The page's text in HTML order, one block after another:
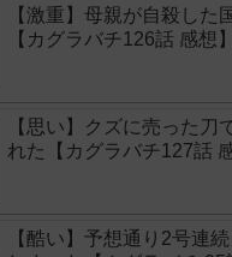
【激重】母親が自殺し
【カグラバチ126話 感想
【思い】クズに売った
れた【カグラバチ127話
【酷い】予想通り2号連